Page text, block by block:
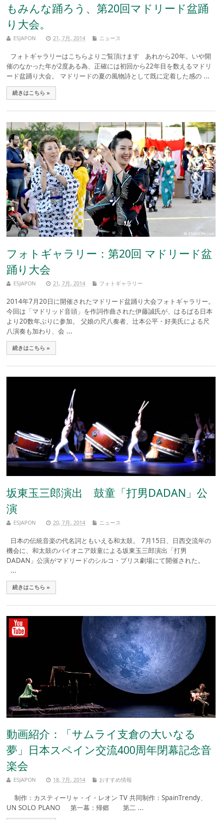
もみんな踊ろう、第20回マドリード盆踊
り大会。
ESJAPON 21, 7月, 2014 ニュース
フォトギャラリーはこちらよりご覧頂けます あれから20年。いや開
催のなかった年が2度ある為、正確には初回から22年目を数えるマドリ
ード盆踊り大会。 マドリードの夏の風物詩として既に定着した感の ...
続きはこちら »
フォトギャラリー：第20回 マドリード盆
踊り大会
ESJAPON 21, 7月, 2014 フォトギャラリー
2014年7月20日に開催されたマドリード盆踊り大会フォトギャラリー。
今回は「マドリッド音頭」を作詞作曲された伊藤誠氏が、はるばる日本
より20数年ぶりに参加。 父娘の尺八奏者、辻本公平・好美氏による尺
八演奏も加わり、会 ...
続きはこちら »
坂東玉三郎演出 鼓童「打男DADAN」公
演
ESJAPON 20, 7月, 2014 ニュース
日本の伝統音楽の代名詞ともいえる和太鼓。 7月15日、日西交流年の
機会に、和太鼓のパイオニア鼓童による坂東玉三郎演出「打男
DADAN」公演がマドリードのシルコ・プリス劇場にて開催された。
...
続きはこちら »
動画紹介：「サムライ支倉の大いなる
夢」日本スペイン交流400周年閉幕記念音
楽会
ESJAPON 18, 7月, 2014 おすすめ情報
制作：カスティーリャ・イ・レオン TV 共同制作：SpainTrendy、
UN SOLO PLANO 第一幕：帰郷 第二 ...